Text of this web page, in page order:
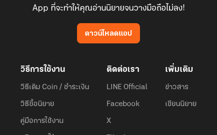
App ที่จะทำให้คุณอ่านนิยายจนวางมือถือไม่ลง!
ดาวน์โหลดแอป
วิธีการใช้งาน
วิธีเติม Coin / ชำระเงิน
วิธีซื้อนิยาย
คู่มือการใช้งาน
ติดต่อเรา
LINE Official
Facebook
X
เพิ่มเติม
ข่าวสาร
เขียนนิยาย